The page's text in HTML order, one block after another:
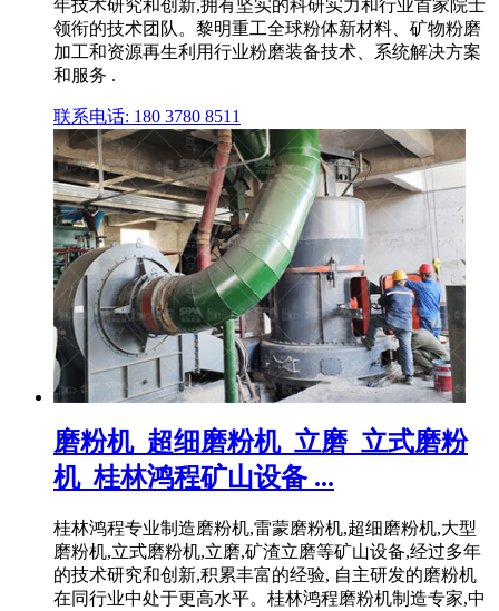
年技术研究和创新,拥有坚实的科研实力和行业首家院士
领衔的技术团队。黎明重工全球粉体新材料、矿物粉磨
加工和资源再生利用行业粉磨装备技术、系统解决方案
和服务 .
联系电话: 180 3780 8511
磨粉机_超细磨粉机_立磨_立式磨粉
机_桂林鸿程矿山设备 ...
桂林鸿程专业制造磨粉机,雷蒙磨粉机,超细磨粉机,大型
磨粉机,立式磨粉机,立磨,矿渣立磨等矿山设备,经过多年
的技术研究和创新,积累丰富的经验, 自主研发的磨粉机
在同行业中处于更高水平。桂林鸿程磨粉机制造专家,中